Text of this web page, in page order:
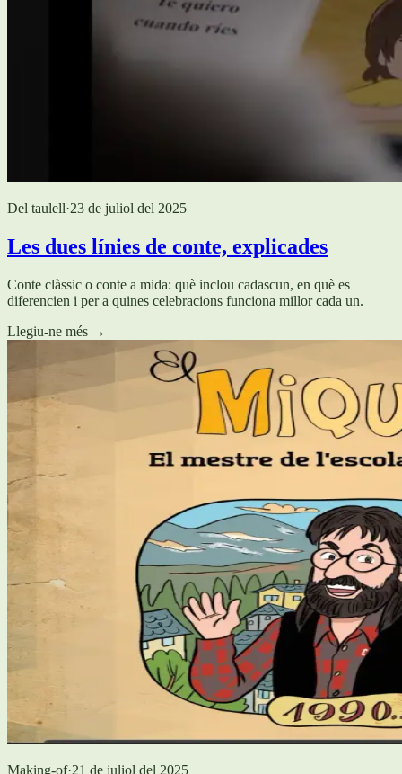
Del taulell·23 de juliol del 2025
Les dues línies de conte, explicades
Conte clàssic o conte a mida: què inclou cadascun, en què es
diferencien i per a quines celebracions funciona millor cada un.
Llegiu-ne més →
Making-of·21 de juliol del 2025